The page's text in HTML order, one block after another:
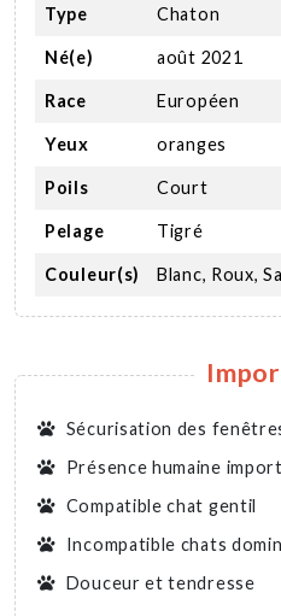
Type Chaton
Né(e) août 2021
Race Européen
Yeux oranges
Poils Court
Pelage Tigré
Couleur(s) Blanc, Roux,
Sécurisation des
Présence humaine
Compatible chat gentil
Incompatible chats
Douceur et tendresse